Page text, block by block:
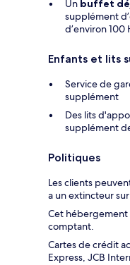
Un buffet
supplément
d’environ 100
Enfants et lits
Service de
supplément
Des lits
supplément
Politiques
Les clients
a un extincteur
Cet hébergement
comptant.
Cartes de crédit
Express, JCB